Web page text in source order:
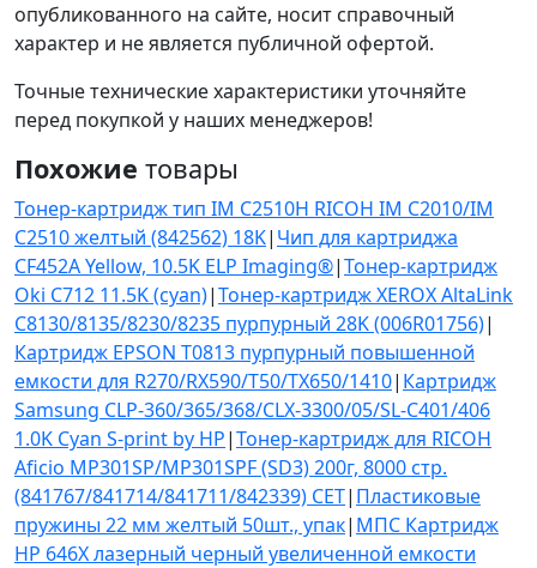
опубликованного на сайте, носит справочный
характер и не является публичной офертой.
Точные технические характеристики уточняйте
перед покупкой у наших менеджеров!
Похожие товары
Тонер-картридж тип IM C2510H RICOH IM C2010/IM
C2510 желтый (842562) 18K| Чип для картриджа
CF452A Yellow, 10.5K ELP Imaging®|Тонер-картридж
Oki C712 11.5K (cyan)|Тонер-картридж XEROX AltaLink
C8130/8135/8230/8235 пурпурный 28K (006R01756)|
Картридж EPSON T0813 пурпурный повышенной
емкости для R270/RX590/T50/TX650/1410| Картридж
Samsung CLP-360/365/368/CLX-3300/05/SL-C401/406
1.0K Cyan S-print by HP|Тонер-картридж для RICOH
Aficio MP301SP/MP301SPF (SD3) 200г, 8000 стр.
(841767/841714/841711/842339) CET| Пластиковые
пружины 22 мм желтый 50шт., упак| МПС Картридж
HP 646X лазерный черный увеличенной емкости